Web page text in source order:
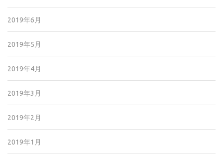
2019年6月
2019年5月
2019年4月
2019年3月
2019年2月
2019年1月